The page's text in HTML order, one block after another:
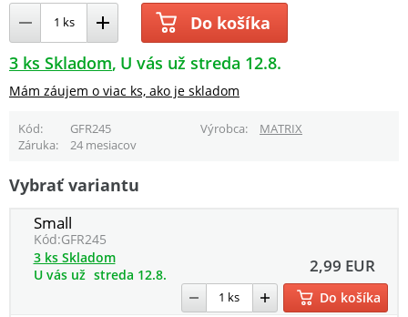
Do košíka
3 ks Skladom U vás už streda 12.8.
Mám záujem o viac ks, ako je skladom
Kód GFR245 Výrobca
MATRIX
Záruka
24 mesiacov
Vybrať variantu
Small
Kód:GFR245
2,99 EUR
3 ks Skladom
U vás už streda 12.8.
Do košíka